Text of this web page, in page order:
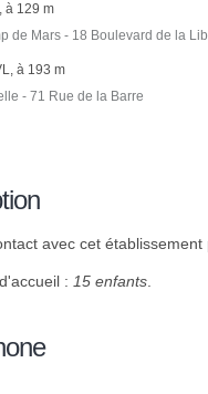
à 129 m
de Mars - 18 Boulevard de la
à 193 m
- 71 Rue de la Barre
avec cet
: 15 enfants.